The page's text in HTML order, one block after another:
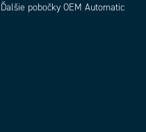
Ďalšie pobočky OEM Automatic